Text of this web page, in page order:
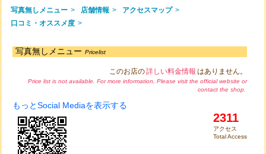
写真無しメニュー > 店舗情報 > アクセスマップ >
口コミ・オススメ度 >
写真無しメニュー Pricelist
このお店の詳しい料金情報 はありません。
Price list is not available. For more information, Please visit the official website or
contact the shop.
もっとSocial Mediaを表示する
2311
アクセス
Total Access